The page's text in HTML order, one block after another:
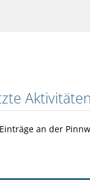
Aktivitäten
an der